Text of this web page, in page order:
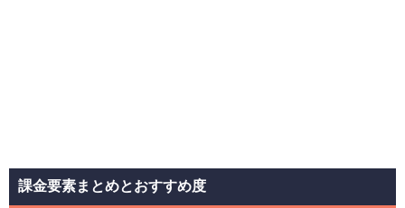
課金要素まとめとおすすめ度